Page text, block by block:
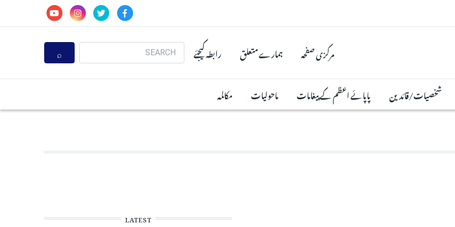
مرکزی صفحہ ہمارے متعلق رابطہ کیجئے
Search
شخصیات/قائدین پاپائے اعظم کے پیغامات ماحولیات مکالمہ
LATEST